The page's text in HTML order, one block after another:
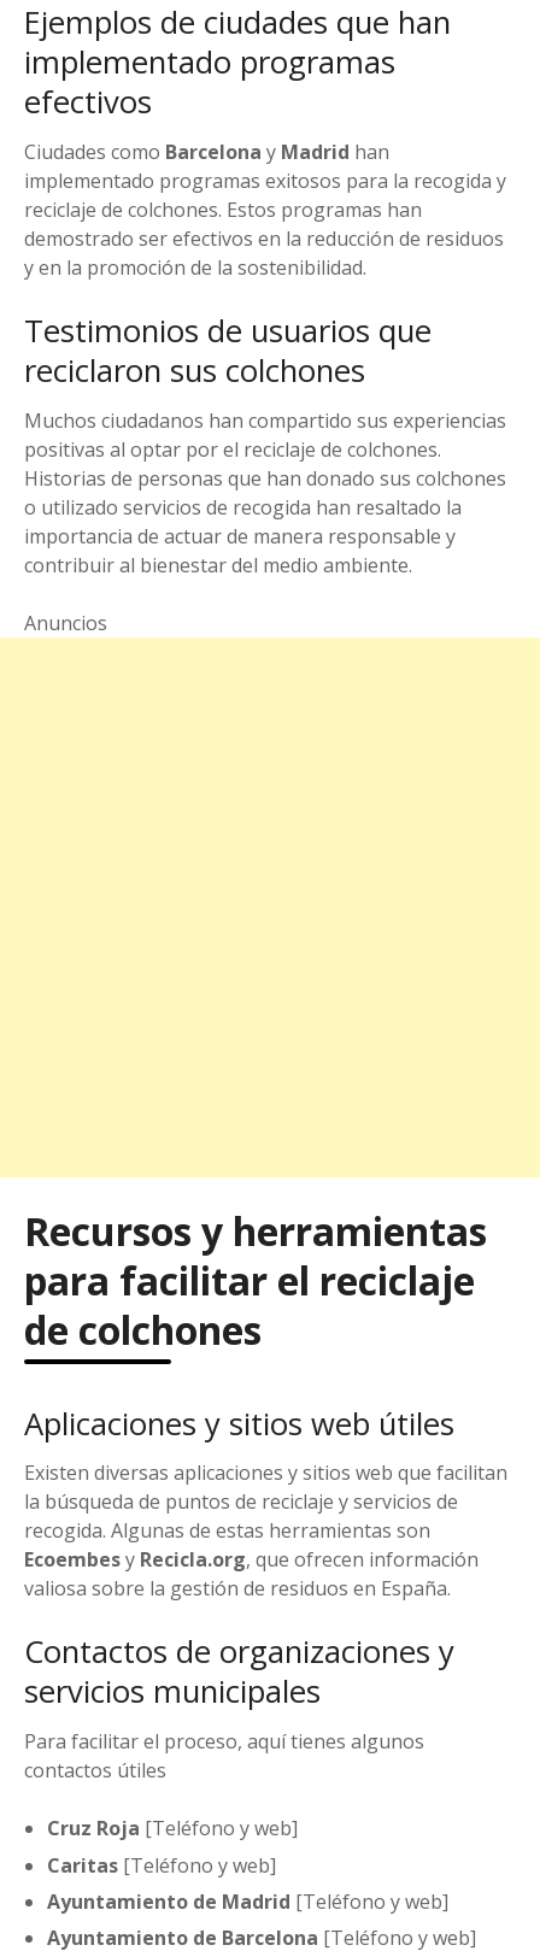
Ejemplos de ciudades que han
implementado programas
efectivos
Ciudades como Barcelona y Madrid han
implementado programas exitosos para la recogida y
reciclaje de colchones. Estos programas han
demostrado ser efectivos en la reducción de residuos
y en la promoción de la sostenibilidad.
Testimonios de usuarios que
reciclaron sus colchones
Muchos ciudadanos han compartido sus experiencias
positivas al optar por el reciclaje de colchones.
Historias de personas que han donado sus colchones
o utilizado servicios de recogida han resaltado la
importancia de actuar de manera responsable y
contribuir al bienestar del medio ambiente.
Anuncios
Recursos y herramientas
para facilitar el reciclaje
de colchones
Aplicaciones y sitios web útiles
Existen diversas aplicaciones y sitios web que facilitan
la búsqueda de puntos de reciclaje y servicios de
recogida. Algunas de estas herramientas son
Ecoembesy Recicla.org, que ofrecen información
valiosa sobre la gestión de residuos en España.
Contactos de organizaciones y
servicios municipales
Para facilitar el proceso, aquí tienes algunos
contactos útiles
Cruz Roja [Teléfono y web]
Caritas [Teléfono y web]
Ayuntamiento de Madrid [Teléfono y web]
Ayuntamiento de Barcelona [Teléfono y web]